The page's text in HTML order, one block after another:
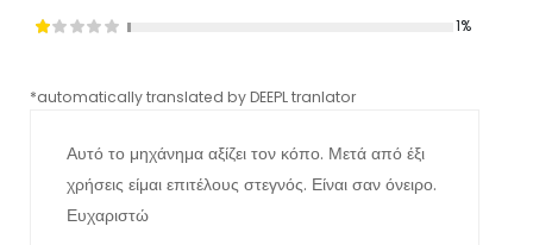
1%
*automatically translated by DEEPL tranlator
Αυτό το μηχάνημα αξίζει τον κόπο. Μετά από έξι
χρήσεις είμαι επιτέλους στεγνός. Είναι σαν όνειρο.
Ευχαριστώ